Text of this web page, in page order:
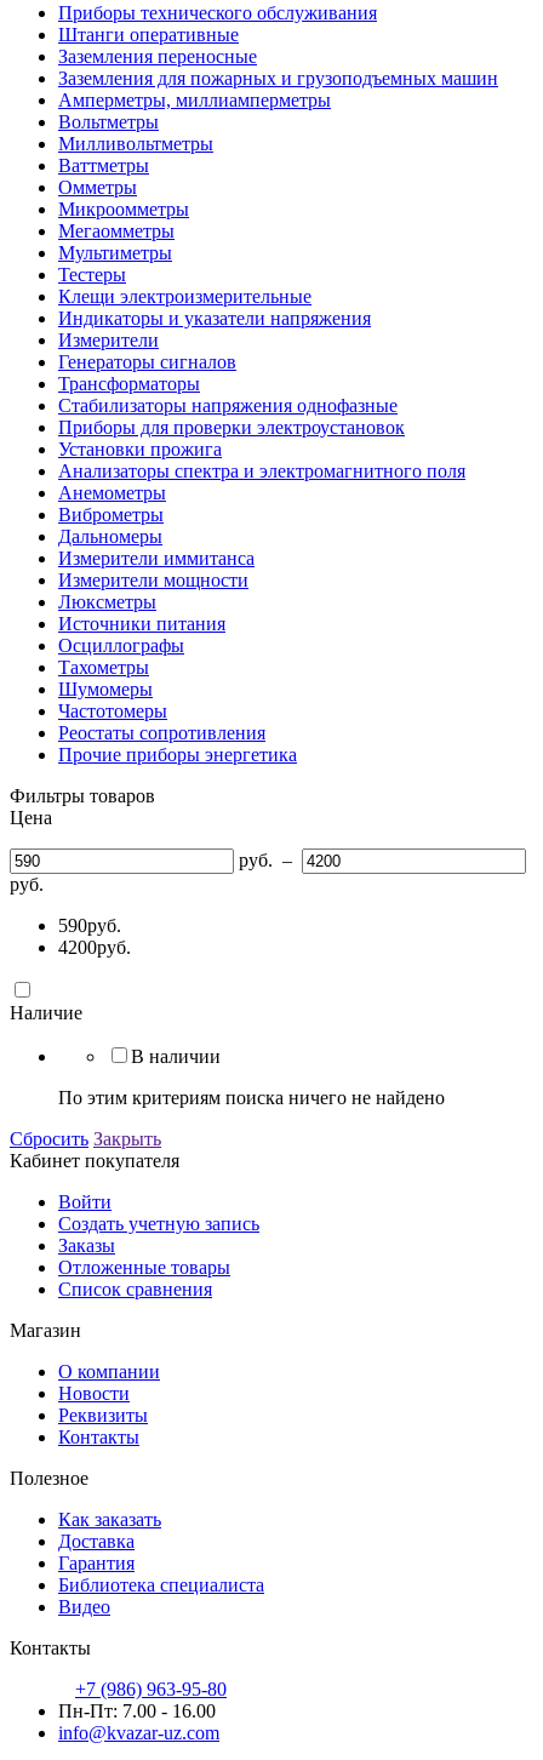
Приборы технического обслуживания
Штанги оперативные
Заземления переносные
Заземления для пожарных и грузоподъемных машин
Амперметры, миллиамперметры
Вольтметры
Милливольтметры
Ваттметры
Омметры
Микроомметры
Мегаомметры
Мультиметры
Тестеры
Клещи электроизмерительные
Индикаторы и указатели напряжения
Измерители
Генераторы сигналов
Трансформаторы
Стабилизаторы напряжения однофазные
Приборы для проверки электроустановок
Установки прожига
Анализаторы спектра и электромагнитного поля
Анемометры
Виброметры
Дальномеры
Измерители иммитанса
Измерители мощности
Люксметры
Источники питания
Осциллографы
Тахометры
Шумомеры
Частотомеры
Реостаты сопротивления
Прочие приборы энергетика
Фильтры товаров
Цена
руб. –
руб.
590руб.
4200руб.
Наличие
В наличии
По этим критериям поиска ничего не найдено
Сбросить Закрыть
Кабинет покупателя
Войти
Создать учетную запись
Заказы
Отложенные товары
Список сравнения
Магазин
О компании
Новости
Реквизиты
Контакты
Полезное
Как заказать
Доставка
Гарантия
Библиотека специалиста
Видео
Контакты
+7 (986) 963-95-80
Пн-Пт: 7.00 - 16.00
info@kvazar-uz.com